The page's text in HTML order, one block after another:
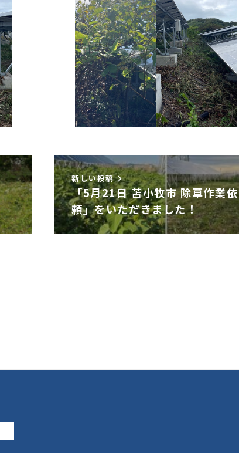
新しい投稿
「5月21日 苫小牧市 除草作業依
頼」をいただきました！